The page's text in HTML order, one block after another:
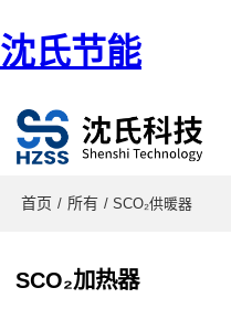
沈氏节能
首页 / 所有 / SCO₂供暖器
SCO₂加热器